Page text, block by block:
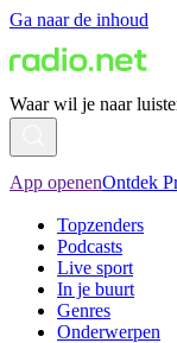
Ga naar de inhoud
Waar wil je naar
App openenOntdek
Topzenders
Podcasts
Live sport
In je buurt
Genres
Onderwerpen